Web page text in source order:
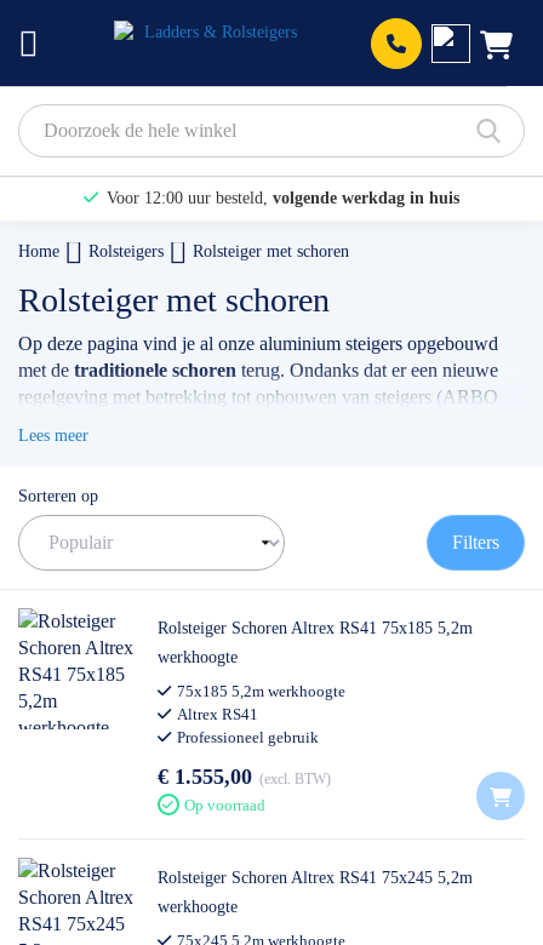
Voor 12:00 uur besteld, volgende werkdag in huis
Bekijk hier onze Actiepagina
Binnen 1 dag een
Home Rolsteigers Rolsteiger met schoren
Rolsteiger met schoren
Op deze pagina vind je al onze aluminium steigers opgebouwd
met de traditionele schoren terug. Ondanks dat er een nieuwe
regelgeving met betrekking tot opbouwen van steigers (ARBO
Keuze genoeg! Ben jij een professional en ben je juist op zoek
naar een steiger die wel voldoet aan de actuele opbouw norm (A-
blad)? Bekijk dan onze
steiger met voorloopleuning
, en kom je er
✅ Volgende werkdag op locatie
✅ Meedenkende klantenservice
✅ Contact:0511- 40 25 64
Lees meer
Sorteren op
Filters
Rolsteiger Schoren Altrex RS41 75x185 5,2m
werkhoogte
75x185 5,2m werkhoogte
Altrex RS41
Professioneel gebruik
€ 1.555,00 excl. BTW
Op voorraad
Rolsteiger Schoren Altrex RS41 75x245 5,2m
werkhoogte
75x245 5,2m werkhoogte